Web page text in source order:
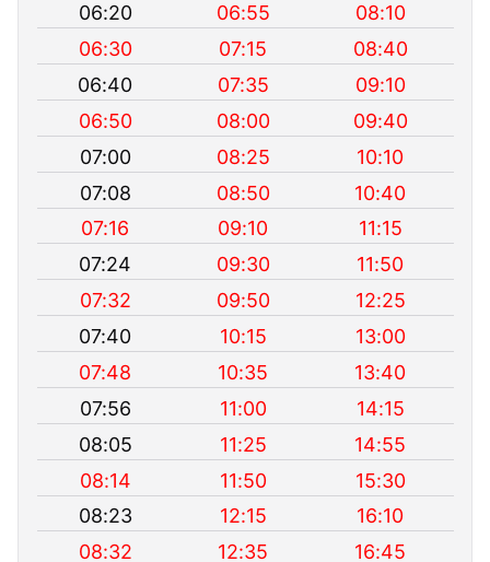
06:20
06:55
08:10
06:30
07:15
08:40
06:40
07:35
09:10
06:50
08:00
09:40
07:00
08:25
10:10
07:08
08:50
10:40
07:16
09:10
11:15
07:24
09:30
11:50
07:32
09:50
12:25
07:40
10:15
13:00
07:48
10:35
13:40
07:56
11:00
14:15
08:05
11:25
14:55
08:14
11:50
15:30
08:23
12:15
16:10
08:32
12:35 16:45